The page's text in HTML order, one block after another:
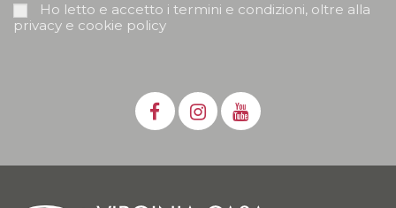
Ho letto e accetto i termini e condizioni, oltre alla
privacy e cookie policy